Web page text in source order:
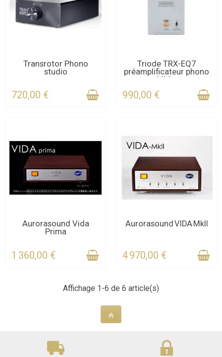
CONTACTEZ-NOUS
POUR LE DÉLAI
Transrotor Phono
studio
720,00 €
DERNIERS ARTICLES EN
STOCK
Triode TRX-EQ7
préamplificateur phono
MM...
990,00 €
DERNIERS ARTICLES EN
STOCK
Aurorasound Vida
Prima
1 360,00 €
DERNIERS ARTICLES EN
Aurorasound VIDA MkII
4 970,00 €
Affichage 1-6 de 6 article(s)